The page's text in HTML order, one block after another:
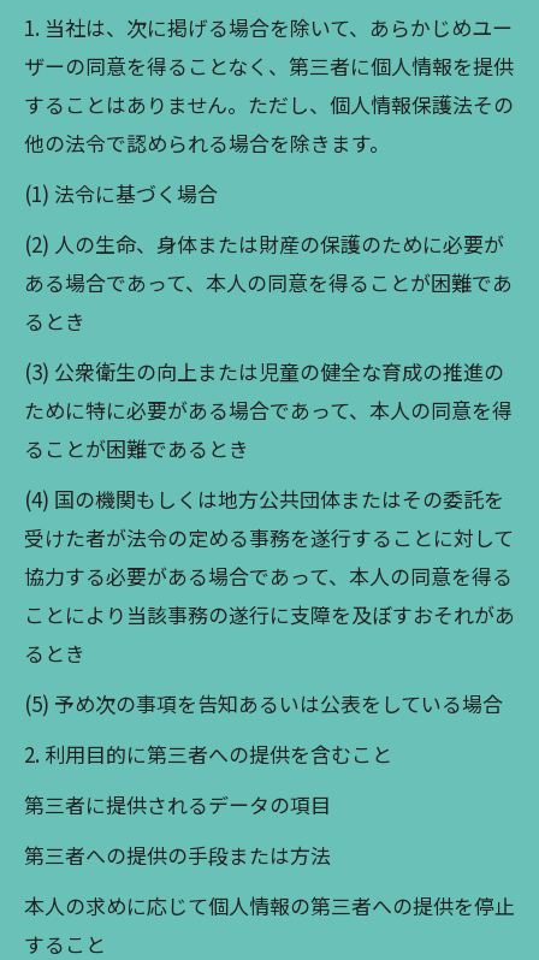
1. 当社は、次に掲げる場合を除いて、あらかじめユー
ザーの同意を得ることなく、第三者に個人情報を提供
することはありません。ただし、個人情報保護法その
他の法令で認められる場合を除きます。
(1) 法令に基づく場合
(2) 人の生命、身体または財産の保護のために必要が
ある場合であって、本人の同意を得ることが困難であ
るとき
(3) 公衆衛生の向上または児童の健全な育成の推進の
ために特に必要がある場合であって、本人の同意を得
ることが困難であるとき
(4) 国の機関もしくは地方公共団体またはその委託を
受けた者が法令の定める事務を遂行することに対して
協力する必要がある場合であって、本人の同意を得る
ことにより当該事務の遂行に支障を及ぼすおそれがあ
るとき
(5) 予め次の事項を告知あるいは公表をしている場合
2. 利用目的に第三者への提供を含むこと
第三者に提供されるデータの項目
第三者への提供の手段または方法
本人の求めに応じて個人情報の第三者への提供を停止
すること